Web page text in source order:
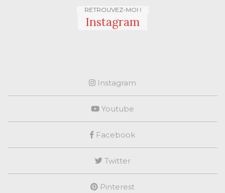
RETROUVEZ-MOI !
Instagram
Instagram
Youtube
Facebook
Twitter
Pinterest